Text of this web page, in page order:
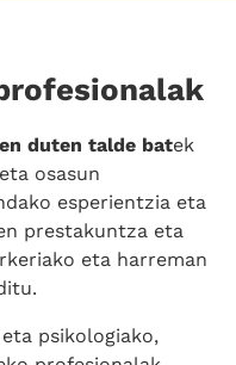
duten talde batek
osasun
esperientzia eta
prestakuntza eta
eta harreman
eta psikologiako,